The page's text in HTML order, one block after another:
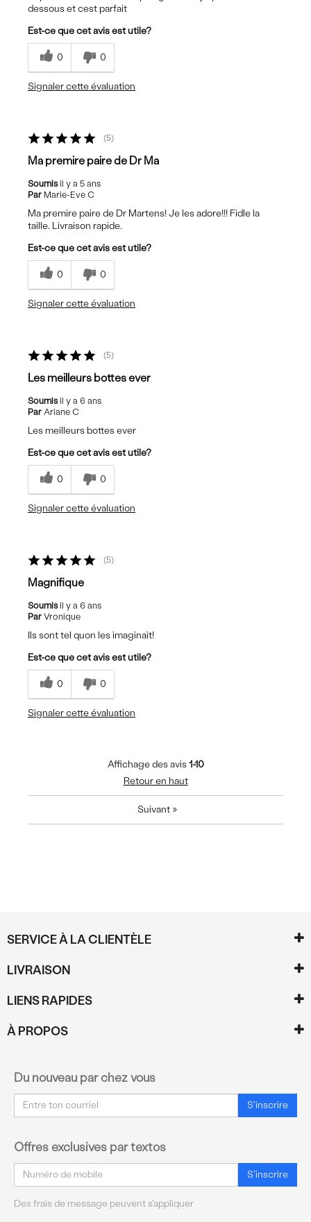
dessous et cest parfait
Est-ce que cet avis est utile?
0 0
Signaler cette évaluation
5
Ma premire paire de Dr Ma
Soumisil y a 5 ans
Par Marie-Eve C
Ma premire paire de Dr Martens! Je les adore!!! Fidle la
taille. Livraison rapide.
Est-ce que cet avis est utile?
0 0
Signaler cette évaluation
5
Les meilleurs bottes ever
Soumisil y a 6 ans
Par Ariane C
Les meilleurs bottes ever
Est-ce que cet avis est utile?
0 0
Signaler cette évaluation
5
Magnifique
Soumisil y a 6 ans
Par Vronique
Ils sont tel quon les imaginait!
Est-ce que cet avis est utile?
0 0
Signaler cette évaluation
Affichage des avis1-10
Retour en haut
Suivant »
SERVICE À LA CLIENTÈLE
LIVRAISON
LIENS RAPIDES
À PROPOS
Du nouveau par chez vous
Courriel S'inscrire
Offres exclusives par textos
Courriel S'inscrire
Des frais de message peuvent s'appliquer